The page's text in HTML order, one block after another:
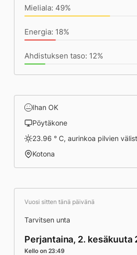
Mieliala: 49%
Energia: 18%
Ahdistuksen taso: 12%
Ihan OK
Pöytäkone
23.96 ° C, aurinkoa pilvien
Kotona
Vuosi sitten tänä päivänä
Tarvitsen unta
Perjantaina, 2. kesäkuuta
Kello on 23:49